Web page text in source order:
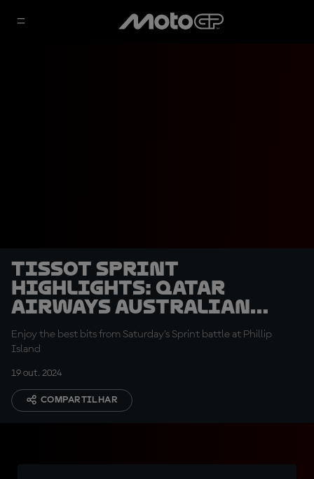
Tissot Sprint
highlights: Qatar
Airways Australian
Motorcycle Grand Prix
Enjoy the best bits from Saturday's Sprint battle at Phillip
Island
19 out. 2024
COMPARTILHAR